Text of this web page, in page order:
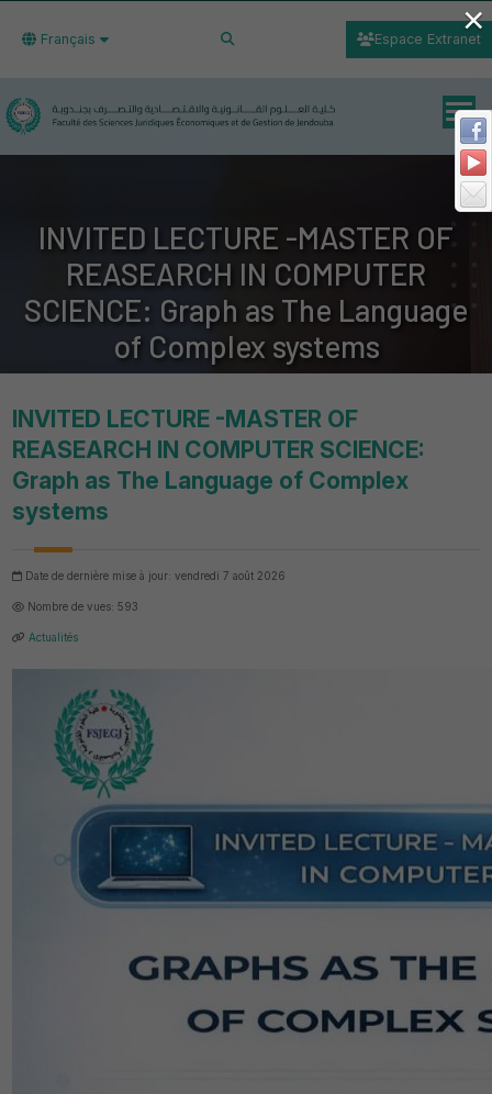
Français Espace Extranet
INVITED LECTURE -MASTER OF
REASEARCH IN COMPUTER
SCIENCE: Graph as The Language
of Complex systems
INVITED LECTURE -MASTER OF
REASEARCH IN COMPUTER SCIENCE:
Graph as The Language of Complex
systems
Date de dernière mise à jour: vendredi 7 août 2026
Nombre de vues: 593
Actualités
×